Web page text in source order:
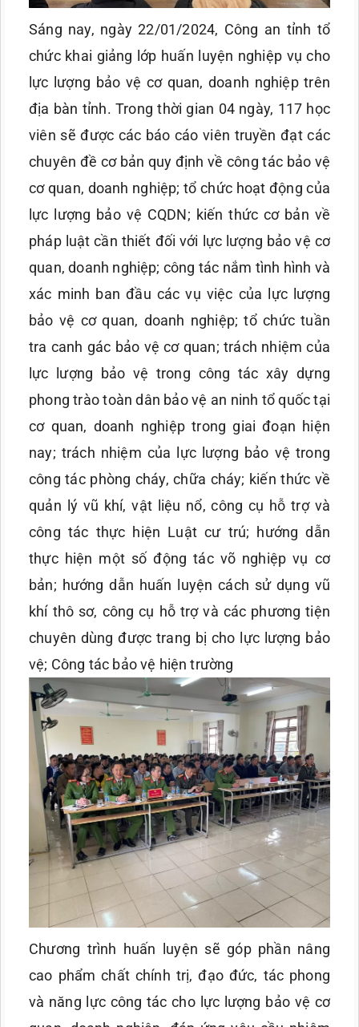
Sáng nay, ngày 22/01/2024, Công an tỉnh tổ
chức khai giảng lớp huấn luyện nghiệp vụ cho
lực lượng bảo vệ cơ quan, doanh nghiệp trên
địa bàn tỉnh. Trong thời gian 04 ngày, 117 học
viên sẽ được các báo cáo viên truyền đạt các
chuyên đề cơ bản quy định về công tác bảo vệ
cơ quan, doanh nghiệp; tổ chức hoạt động của
lực lượng bảo vệ CQDN; kiến thức cơ bản về
pháp luật cần thiết đối với lực lượng bảo vệ cơ
quan, doanh nghiệp; công tác nắm tình hình và
xác minh ban đầu các vụ việc của lực lượng
bảo vệ cơ quan, doanh nghiệp; tổ chức tuần
tra canh gác bảo vệ cơ quan; trách nhiệm của
lực lượng bảo vệ trong công tác xây dựng
phong trào toàn dân bảo vệ an ninh tổ quốc tại
cơ quan, doanh nghiệp trong giai đoạn hiện
nay; trách nhiệm của lực lượng bảo vệ trong
công tác phòng cháy, chữa cháy; kiến thức về
quản lý vũ khí, vật liệu nổ, công cụ hỗ trợ và
công tác thực hiện Luật cư trú; hướng dẫn
thực hiện một số động tác võ nghiệp vụ cơ
bản; hướng dẫn huấn luyện cách sử dụng vũ
khí thô sơ, công cụ hỗ trợ và các phương tiện
chuyên dùng được trang bị cho lực lượng bảo
vệ; Công tác bảo vệ hiện trường
Chương trình huấn luyện sẽ góp phần nâng
cao phẩm chất chính trị, đạo đức, tác phong
và năng lực công tác cho lực lượng bảo vệ cơ